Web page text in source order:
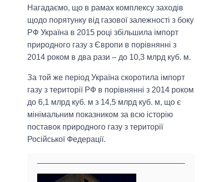
Нагадаємо, що в рамах комплексу заходів
щодо порятунку від газової залежності з боку
РФ Україна в 2015 році збільшила імпорт
природного газу з Європи в порівнянні з
2014 роком в два рази – до 10,3 млрд куб. м.
За той же період Україна скоротила імпорт
газу з території РФ в порівнянні з 2014 роком
до 6,1 млрд куб. м з 14,5 млрд куб. м, що є
мінімальним показником за всю історію
поставок природного газу з території
Російської Федерації.